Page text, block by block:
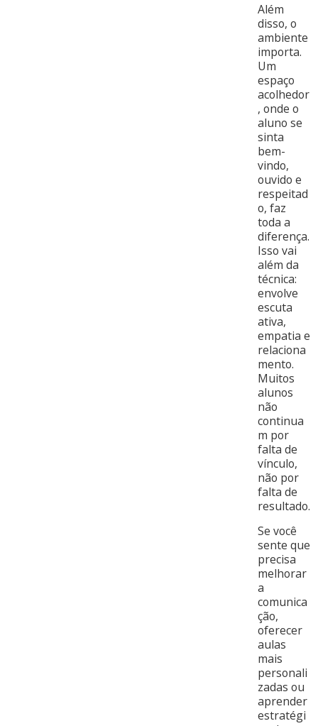
Além
disso, o
ambiente
importa.
Um
espaço
acolhedor
, onde o
aluno se
sinta
bem-
vindo,
ouvido e
respeitad
o, faz
toda a
diferença.
Isso vai
além da
técnica:
envolve
escuta
ativa,
empatia e
relaciona
mento.
Muitos
alunos
não
continua
m por
falta de
vínculo,
não por
falta de
resultado.
Se você
sente que
precisa
melhorar
a
comunica
ção,
oferecer
aulas
mais
personali
zadas ou
aprender
estratégi